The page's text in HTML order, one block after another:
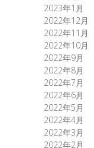
2023年1月
2022年12月
2022年11月
2022年10月
2022年9月
2022年8月
2022年7月
2022年6月
2022年5月
2022年4月
2022年3月
2022年2月